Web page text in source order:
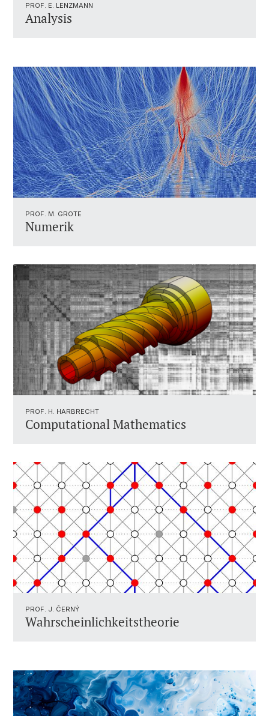
PROF. E. LENZMANN
Analysis
PROF. M. GROTE
Numerik
PROF. H. HARBRECHT
Computational Mathematics
PROF. J. ČERNÝ
Wahrscheinlichkeitstheorie